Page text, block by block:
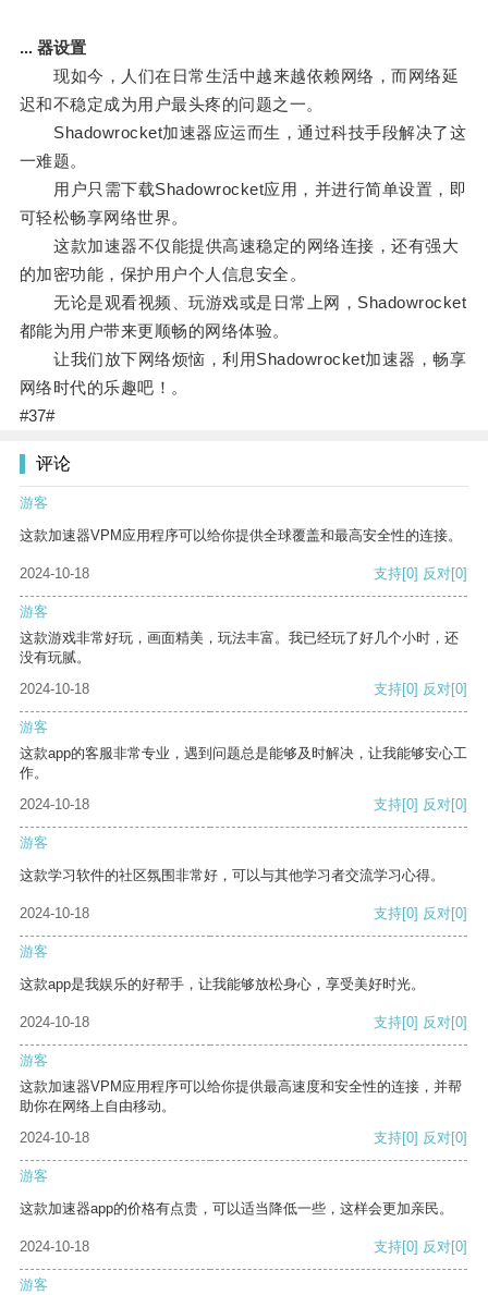
... 器设置
现如今，人们在日常生活中越来越依赖网络，而网络延
迟和不稳定成为用户最头疼的问题之一。
Shadowrocket加速器应运而生，通过科技手段解决了这
一难题。
用户只需下载Shadowrocket应用，并进行简单设置，即
可轻松畅享网络世界。
这款加速器不仅能提供高速稳定的网络连接，还有强大
的加密功能，保护用户个人信息安全。
无论是观看视频、玩游戏或是日常上网，Shadowrocket
都能为用户带来更顺畅的网络体验。
让我们放下网络烦恼，利用Shadowrocket加速器，畅享
网络时代的乐趣吧！。
#37#
评论
游客
这款加速器VPM应用程序可以给你提供全球覆盖和最高安全性的连接。
2024-10-18 支持[0] 反对[0]
游客
这款游戏非常好玩，画面精美，玩法丰富。我已经玩了好几个小时，还
没有玩腻。
2024-10-18
支持[0] 反对[0]
游客
这款app的客服非常专业，遇到问题总是能够及时解决，让我能够安心工
作。
2024-10-18
支持[0] 反对[0]
游客
这款学习软件的社区氛围非常好，可以与其他学习者交流学习心得。
2024-10-18 支持[0] 反对[0]
游客
这款app是我娱乐的好帮手，让我能够放松身心，享受美好时光。
2024-10-18 支持[0] 反对[0]
游客
这款加速器VPM应用程序可以给你提供最高速度和安全性的连接，并帮
助你在网络上自由移动。
2024-10-18
支持[0] 反对[0]
游客
这款加速器app的价格有点贵，可以适当降低一些，这样会更加亲民。
2024-10-18 支持[0] 反对[0]
游客